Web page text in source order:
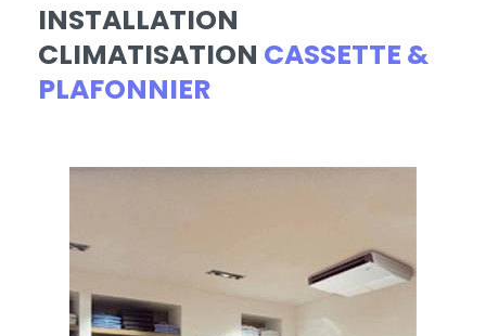
INSTALLATION
CLIMATISATION CASSETTE &
PLAFONNIER